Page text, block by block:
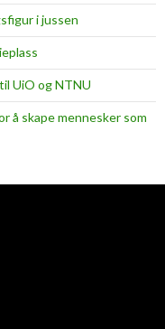
i jussen
UiO og NTNU
å skape mennesker som